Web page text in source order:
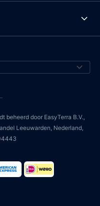
beheerd door EasyTerra B.V.,
Leeuwarden, Nederland,